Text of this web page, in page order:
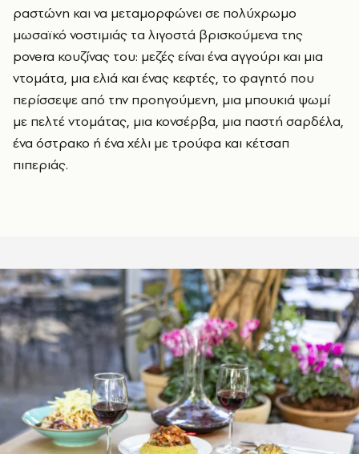
ραστώνη και να μεταμορφώνει σε πολύχρωμο
μωσαϊκό νοστιμιάς τα λιγοστά βρισκούμενα της
povera κουζίνας του: μεζές είναι ένα αγγούρι και μια
ντομάτα, μια ελιά και ένας κεφτές, το φαγητό που
περίσσεψε από την προηγούμενη, μια μπουκιά ψωμί
με πελτέ ντομάτας, μια κονσέρβα, μια παστή σαρδέλα,
ένα όστρακο ή ένα χέλι με τρούφα και κέτσαπ
πιπεριάς.